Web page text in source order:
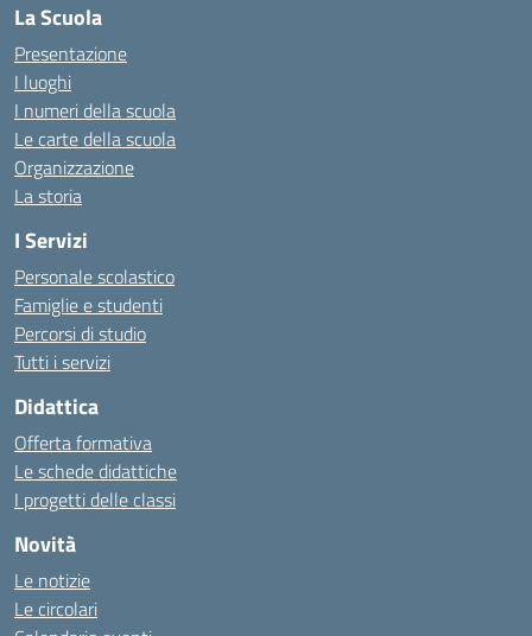
La Scuola
Presentazione
I luoghi
I numeri della scuola
Le carte della scuola
Organizzazione
La storia
I Servizi
Personale scolastico
Famiglie e studenti
Percorsi di studio
Tutti i servizi
Didattica
Offerta formativa
Le schede didattiche
I progetti delle classi
Novità
Le notizie
Le circolari